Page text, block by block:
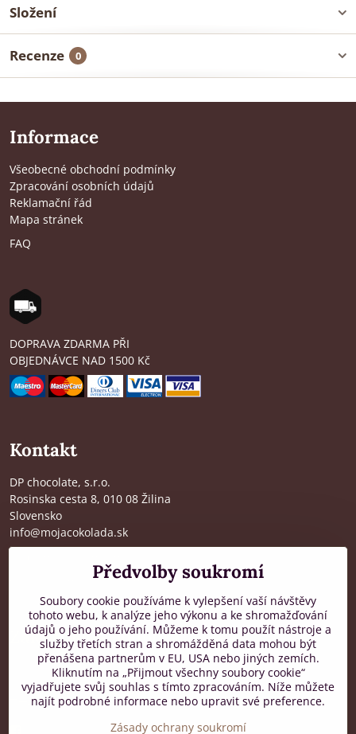
Složení
Recenze 0
Informace
Všeobecné obchodní podmínky
Zpracování osobních údajů
Reklamační řád
Mapa stránek
FAQ
DOPRAVA ZDARMA PŘI
OBJEDNÁVCE NAD 1500 Kč
Kontakt
DP chocolate, s.r.o.
Rosinska cesta 8, 010 08 Žilina
Slovensko
info@mojacokolada.sk
Kde nás najdete
Zákaznická podpora
od 8:00 do 16:00, PO-PÁ
+421 917 436 795
Předvolby soukromí
Soubory cookie používáme k vylepšení vaší návštěvy
tohoto webu, k analýze jeho výkonu a ke shromažďování
údajů o jeho používání. Můžeme k tomu použít nástroje a
služby třetích stran a shromážděná data mohou být
přenášena partnerům v EU, USA nebo jiných zemích.
Kliknutím na „Přijmout všechny soubory cookie“
vyjadřujete svůj souhlas s tímto zpracováním. Níže můžete
najít podrobné informace nebo upravit své preference.
Zásady ochrany soukromí